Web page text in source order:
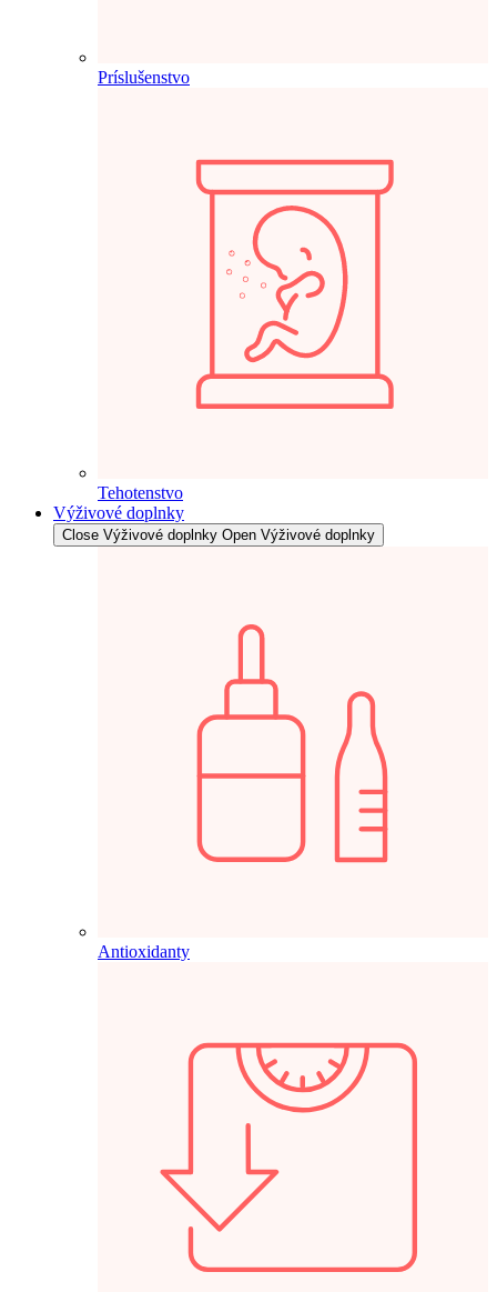
Príslušenstvo
Tehotenstvo
Výživové doplnky
Close Výživové doplnky Open Výživové doplnky
Antioxidanty